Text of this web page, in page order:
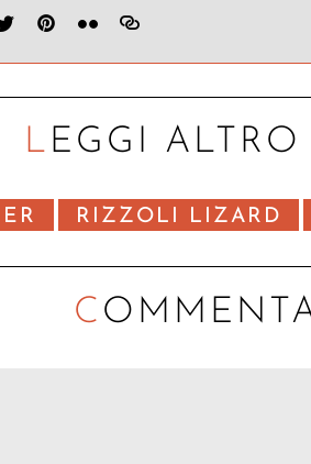
LEGGI ALTRO
RIZZOLI LIZARD
C